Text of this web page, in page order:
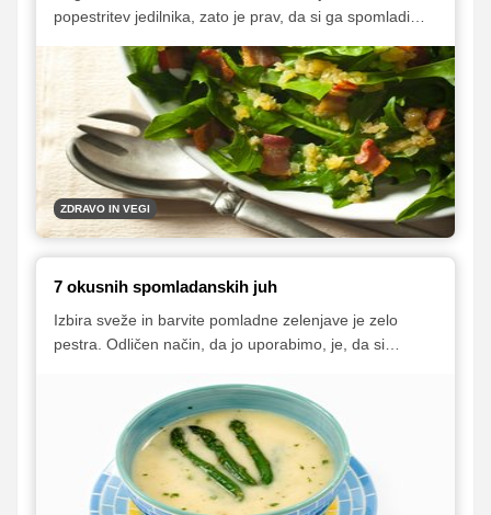
popestritev jedilnika, zato je prav, da si ga spomladi
saj je odličen tudi kot dodatek testeninam, juham in tudi
smoothijem.
ZDRAVO IN VEGI
7 okusnih spomladanskih juh
Izbira sveže in barvite pomladne zelenjave je zelo
pestra. Odličen način, da jo uporabimo, je, da si
ogrejejo, okrepčajo in napolnijo z energijo.